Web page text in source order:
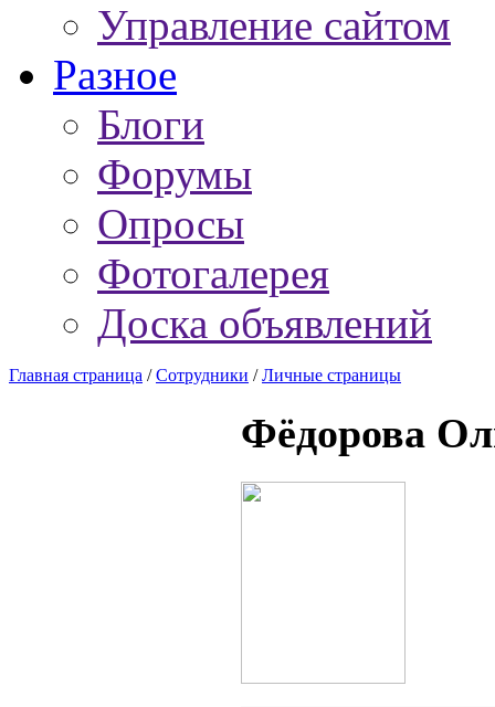
Управление сайтом
Разное
Блоги
Форумы
Опросы
Фотогалерея
Доска объявлений
Главная страница /Сотрудники /Личные страницы
Фёдорова